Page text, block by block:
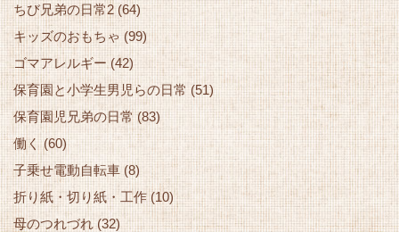
ちび兄弟の日常2 (64)
キッズのおもちゃ (99)
ゴマアレルギー (42)
保育園と小学生男児らの日常 (51)
保育園児兄弟の日常(83)
働く(60)
子乗せ電動自転車 (8)
折り紙・切り紙・工作 (10)
母のつれづれ(32)